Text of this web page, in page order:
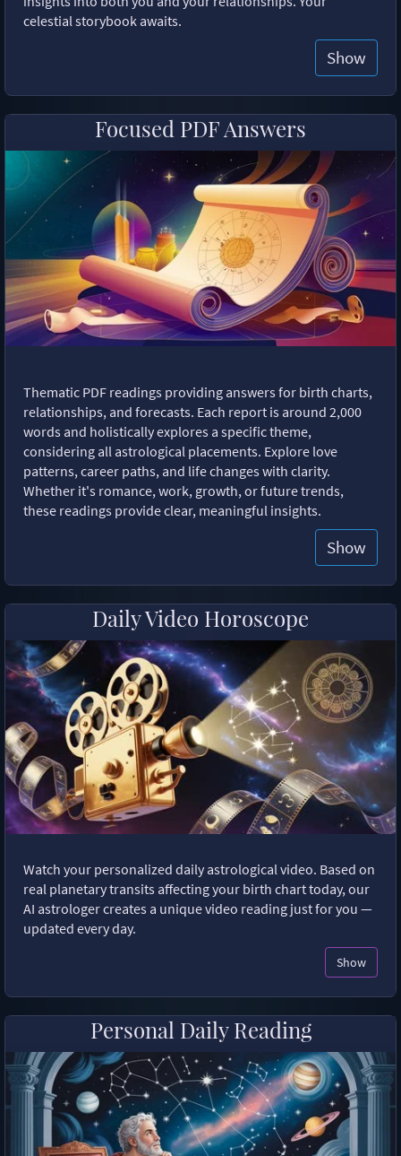
celestial storybook awaits.
Show
Focused PDF Answers
Thematic PDF readings providing answers for birth charts,
relationships, and forecasts. Each report is around 2,000
words and holistically explores a specific theme,
considering all astrological placements. Explore love
patterns, career paths, and life changes with clarity.
Whether it's romance, work, growth, or future trends,
these readings provide clear, meaningful insights.
Show
Daily Video Horoscope
Watch your personalized daily astrological video. Based on
real planetary transits affecting your birth chart today, our
AI astrologer creates a unique video reading just for you —
updated every day.
Show
Personal Daily Reading